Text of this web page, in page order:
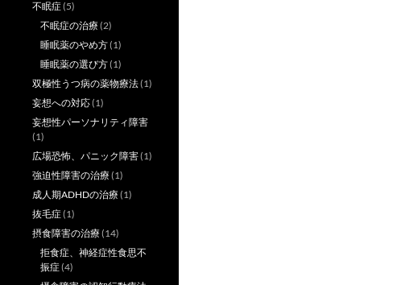
不眠症(5)
不眠症の治療(2)
睡眠薬のやめ方(1)
睡眠薬の選び方(1)
双極性うつ病の薬物療法(1)
妄想への対応(1)
妄想性パーソナリティ障害
(1)
広場恐怖、パニック障害(1)
強迫性障害の治療(1)
成人期ADHDの治療(1)
抜毛症(1)
摂食障害の治療(14)
拒食症、神経症性食思不
振症(4)